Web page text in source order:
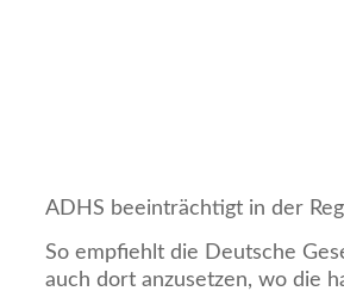
ADHS beeinträchtigt in der
So empfiehlt die Deutsche
auch dort anzusetzen, wo die